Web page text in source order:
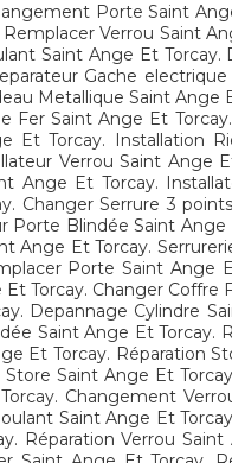
Porte Saint
Verrou Saint
Saint Ange Et Torcay.
Gache
Metallique Saint Ange
Saint Ange Et
Et Torcay. Installation
Verrou Saint Ange
Ange Et Torcay.
Changer Serrure 3
Blindée Saint
Et Torcay.
Porte Saint Ange
Torcay. Changer
Depannage Cylindre
Saint Ange Et Torcay.
Et Torcay. Réparation
Saint Ange Et
Changement
Saint Ange Et
Réparation Verrou